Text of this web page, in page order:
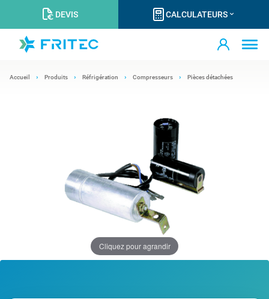
DEVIS CALCULATEURS
Accueil Produits Réfrigération Compresseurs Pièces détachées
Cliquez pour agrandir